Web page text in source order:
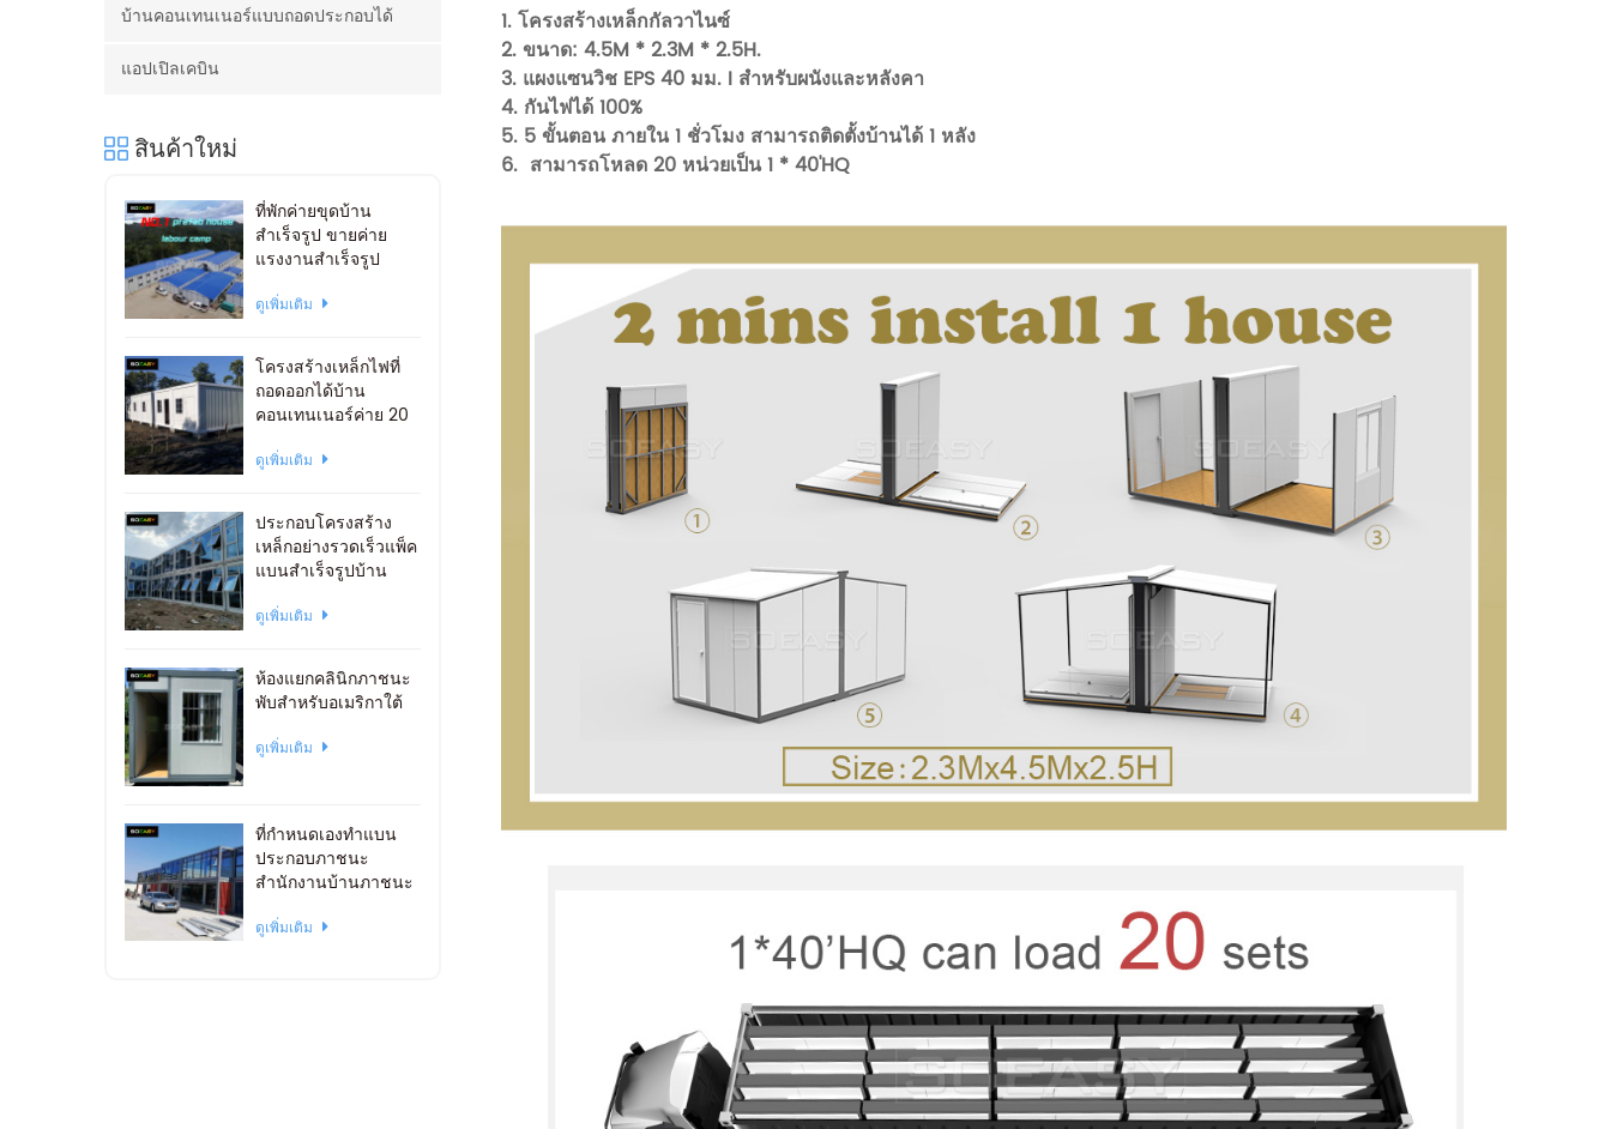
1. โครงสร้างเหล็กกัลวาไนซ์
2. ขนาด: 4.5M * 2.3M * 2.5H.
3. แผงแซนวิช EPS 40 มม. I สำหรับผนังและหลังคา
4. กันไฟได้ 100%
5. 5 ขั้นตอน ภายใน 1 ชั่วโมง สามารถติดตั้งบ้านได้ 1 หลัง
6. สามารถโหลด 20 หน่วยเป็น 1 * 40'HQ
บ้านคอนเทนเนอร์แบบถอดประกอบได้
แอปเปิลเคบิน
สินค้าใหม่
ที่พักค่ายขุดบ้าน
สำเร็จรูป ขายค่าย
แรงงานสำเร็จรูป
ดูเพิ่มเติม
โครงสร้างเหล็กไฟที่
ถอดออกได้บ้าน
คอนเทนเนอร์ค่าย 20
ดูเพิ่มเติม
ประกอบโครงสร้าง
เหล็กอย่างรวดเร็วแพ็ค
แบนสำเร็จรูปบ้าน
ดูเพิ่มเติม
ห้องแยกคลินิกภาชนะ
พับสำหรับอเมริกาใต้
ดูเพิ่มเติม
ที่กำหนดเองทำแบน
ประกอบภาชนะ
สำนักงานบ้านภาชนะ
ดูเพิ่มเติม